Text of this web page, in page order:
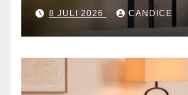
8 JULI 2026 CANDICE